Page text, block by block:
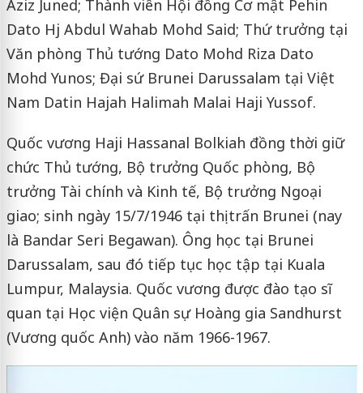
Aziz Juned; Thành viên Hội đồng Cơ mật Pehin
Dato Hj Abdul Wahab Mohd Said; Thứ trưởng tại
Văn phòng Thủ tướng Dato Mohd Riza Dato
Mohd Yunos; Đại sứ Brunei Darussalam tại Việt
Nam Datin Hajah Halimah Malai Haji Yussof.
Quốc vương Haji Hassanal Bolkiah đồng thời giữ
chức Thủ tướng, Bộ trưởng Quốc phòng, Bộ
trưởng Tài chính và Kinh tế, Bộ trưởng Ngoại
giao; sinh ngày 15/7/1946 tại thị trấn Brunei (nay
là Bandar Seri Begawan). Ông học tại Brunei
Darussalam, sau đó tiếp tục học tập tại Kuala
Lumpur, Malaysia. Quốc vương được đào tạo sĩ
quan tại Học viện Quân sự Hoàng gia Sandhurst
(Vương quốc Anh) vào năm 1966-1967.